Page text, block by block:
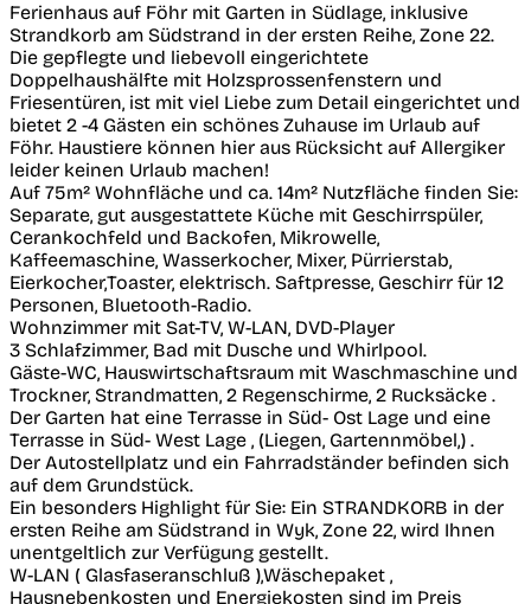
Ferienhaus auf Föhr mit Garten in Südlage, inklusive
Strandkorb am Südstrand in der ersten Reihe, Zone 22.
Die gepflegte und liebevoll eingerichtete
Doppelhaushälfte mit Holzsprossenfenstern und
Friesentüren, ist mit viel Liebe zum Detail eingerichtet und
bietet 2 -4 Gästen ein schönes Zuhause im Urlaub auf
Föhr. Haustiere können hier aus Rücksicht auf Allergiker
leider keinen Urlaub machen!
Auf 75m² Wohnfläche und ca. 14m² Nutzfläche finden Sie:
Separate, gut ausgestattete Küche mit Geschirrspüler,
Cerankochfeld und Backofen, Mikrowelle,
Kaffeemaschine, Wasserkocher, Mixer, Pürrierstab,
Eierkocher,Toaster, elektrisch. Saftpresse, Geschirr für 12
Personen, Bluetooth-Radio.
Wohnzimmer mit Sat-TV, W-LAN, DVD-Player
3 Schlafzimmer, Bad mit Dusche und Whirlpool.
Gäste-WC, Hauswirtschaftsraum mit Waschmaschine und
Trockner, Strandmatten, 2 Regenschirme, 2 Rucksäcke .
Der Garten hat eine Terrasse in Süd- Ost Lage und eine
Terrasse in Süd- West Lage , (Liegen, Gartennmöbel,) .
Der Autostellplatz und ein Fahrradständer befinden sich
auf dem Grundstück.
Ein besonders Highlight für Sie: Ein STRANDKORB in der
ersten Reihe am Südstrand in Wyk, Zone 22, wird Ihnen
unentgeltlich zur Verfügung gestellt.
W-LAN ( Glasfaseranschluß ),Wäschepaket ,
Hausnebenkosten und Energiekosten sind im Preis